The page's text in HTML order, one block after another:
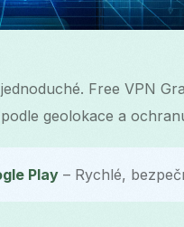
Free VPN
geolokace a
Play – Rychlé,